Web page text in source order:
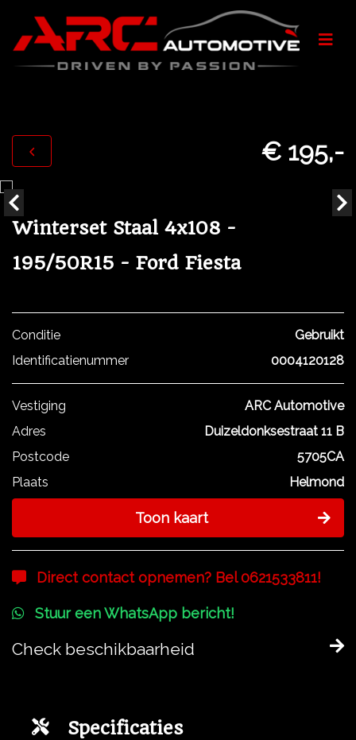
€ 195,-
Winterset Staal 4x108 -
195/50R15 - Ford Fiesta
Conditie
Gebruikt
Identificatienummer
0004120128
Vestiging
ARC Automotive
Adres
Duizeldonksestraat 11 B
Postcode
5705CA
Plaats
Helmond
Toon kaart
Direct contact opnemen? Bel 0621533811!
Stuur een WhatsApp bericht!
Check beschikbaarheid
Specificaties